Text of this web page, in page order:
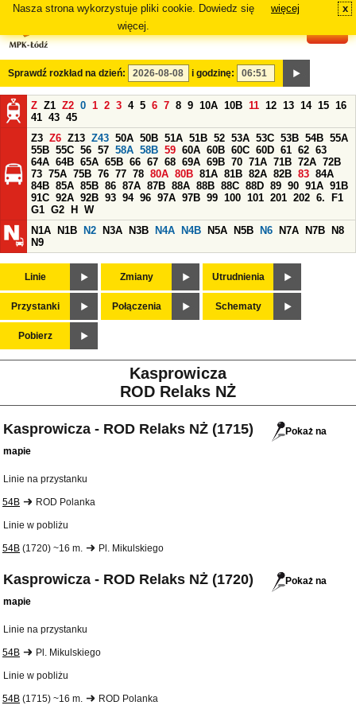
Nasza strona wykorzystuje pliki cookie. Dowiedz się
więcej.
więcej x
Sprawdź rozkład na dzień: i godzinę:
Z Z1 Z2 0 1 2 3 4 5 6 7 8 9 10A 10B 11 12 13 14 15 16
41 43 45
Z3 Z6 Z13 Z43 50A 50B 51A 51B 52 53A 53C 53B 54B 55A
55B 55C 56 57 58A 58B 59 60A 60B 60C 60D 61 62 63
64A 64B 65A 65B 66 67 68 69A 69B 70 71A 71B 72A 72B
73 75A 75B 76 77 78 80A 80B 81A 81B 82A 82B 83 84A
84B 85A 85B 86 87A 87B 88A 88B 88C 88D 89 90 91A 91B
91C 92A 92B 93 94 96 97A 97B 99 100 101 201 202 6.
F1
G1 G2 H
W
N1A
N1B N2 N3A N3B N4A N4B N5A N5B N6 N7A N7B
N8
N9
Linie Zmiany Utrudnienia
Przystanki Połączenia Schematy
Pobierz
Kasprowicza
ROD Relaks NŻ
Kasprowicza - ROD Relaks NŻ (1715)
Pokaż na
mapie
Linie na przystanku
54B ROD Polanka
Linie w pobliżu
54B (1720) ~16 m. Pl. Mikulskiego
Kasprowicza - ROD Relaks NŻ (1720)
Pokaż na
mapie
Linie na przystanku
54B Pl. Mikulskiego
Linie w pobliżu
54B (1715) ~16 m. ROD Polanka